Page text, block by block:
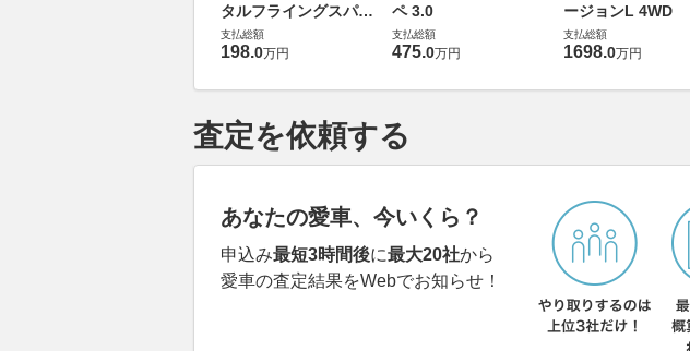
タルフライングスパー
6.0 4WD
支払総額
198.0万円
ペ 3.0
支払総額
475.0万円
ージョンL 4WD
支払総額
1698.0万円
査定を依頼する
あなたの愛車、今いくら？
申込み最短3時間後に最大20社から
愛車の査定結果をWebでお知らせ！